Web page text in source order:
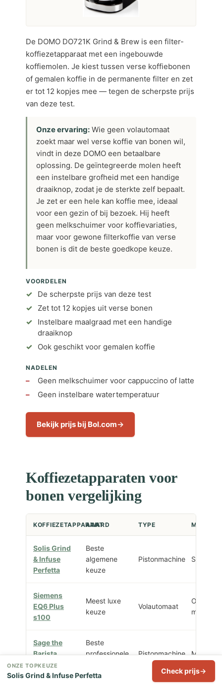
De DOMO DO721K Grind & Brew is een filter-
koffiezetapparaat met een ingebouwde
koffiemolen. Je kiest tussen verse koffiebonen
of gemalen koffie in de permanente filter en zet
er tot 12 kopjes mee — tegen de scherpste prijs
van deze test.
Onze ervaring: Wie geen volautomaat
zoekt maar wel verse koffie van bonen wil,
vindt in deze DOMO een betaalbare
oplossing. De geïntegreerde molen heeft
een instelbare grofheid met een handige
draaiknop, zodat je de sterkte zelf bepaalt.
Je zet er een hele kan koffie mee, ideaal
voor een gezin of bij bezoek. Hij heeft
geen melkschuimer voor koffievariaties,
maar voor gewone filterkoffie van verse
bonen is dit de beste goedkope keuze.
VOORDELEN
De scherpste prijs van deze test
Zet tot 12 kopjes uit verse bonen
Instelbare maalgraad met een handige
draaiknop
Ook geschikt voor gemalen koffie
NADELEN
Geen melkschuimer voor cappuccino of latte
Geen instelbare watertemperatuur
Bekijk prijs bij Bol.com
Koffiezetapparaten voor
bonen vergelijking
KOFFIEZETAPPARAAT
AWARD TYPE
Solis Grind
& Infuse
Perfetta
Beste
algemene
keuze
Pistonmachine
Siemens
EQ6 Plus
s100
Meest luxe
keuze
Volautomaat
Sage the
Barista
Express
Beste
professionele
Pistonmachine
ONZE TOPKEUZE
Solis Grind & Infuse Perfetta Check prijs